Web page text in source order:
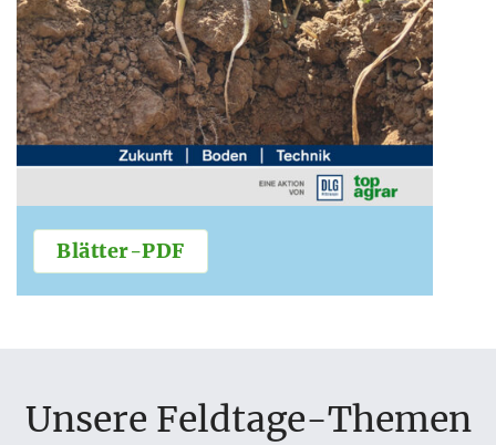
Blätter-PDF
Unsere Feldtage-Themen